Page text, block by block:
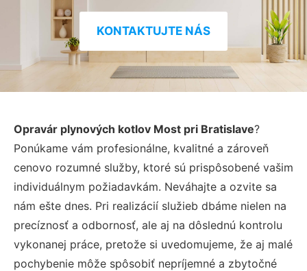
KONTAKTUJTE NÁS
Opravár plynových kotlov Most pri Bratislave?
Ponúkame vám profesionálne, kvalitné a zároveň
cenovo rozumné služby, ktoré sú prispôsobené vašim
individuálnym požiadavkám. Neváhajte a ozvite sa
nám ešte dnes. Pri realizácií služieb dbáme nielen na
precíznosť a odbornosť, ale aj na dôslednú kontrolu
vykonanej práce, pretože si uvedomujeme, že aj malé
pochybenie môže spôsobiť nepríjemné a zbytočné